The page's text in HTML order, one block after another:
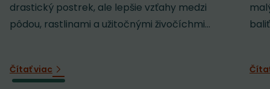
drastický postrek, ale lepšie vzťahy medzi
pôdou, rastlinami a užitočnými živočíchmi...
Čítať viac